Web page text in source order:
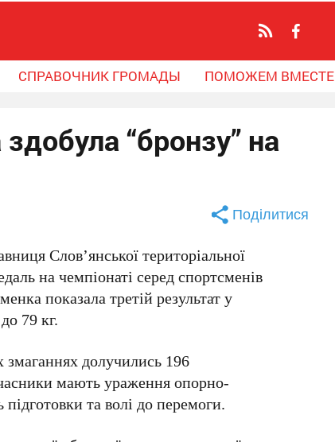
СПРАВОЧНИК ГРОМАДЫ ПОМОЖЕМ ВМЕСТЕ
“бронзу” на
Поділитися
Слов’янської територіальної
на чемпіонаті серед спортсменів
показала третій результат у
79 кг.
долучились 196
мають ураження опорно-
та волі до перемоги.